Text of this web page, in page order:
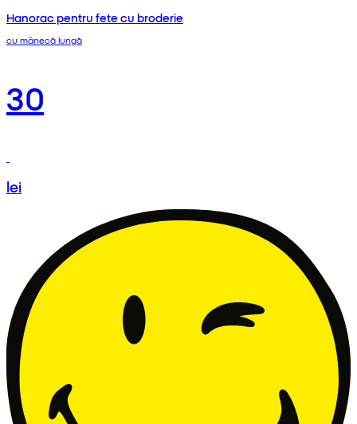
Hanorac pentru fete cu broderie
cu mânecă lungă
30
lei